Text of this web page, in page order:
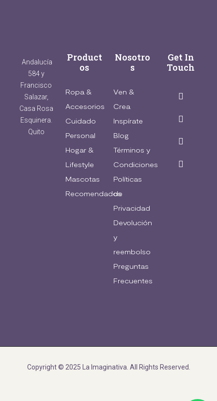
Andalucía
584 y
Francisco
Salazar,
Casa Rosa
Esquinera.
Quito
Product
os
Ropa &
Accesorios
Cuidado
Personal
Hogar &
Lifestyle
Mascotas
Recomendados
Nosotro
s
Ven &
Crea
Inspírate
Blog
Términos y
Condiciones
Políticas
de
Privacidad
Devolución
y
reembolso
Preguntas
Frecuentes
Get In
Touch
Copyright © 2025 La Imaginativa. All Rights Reserved.